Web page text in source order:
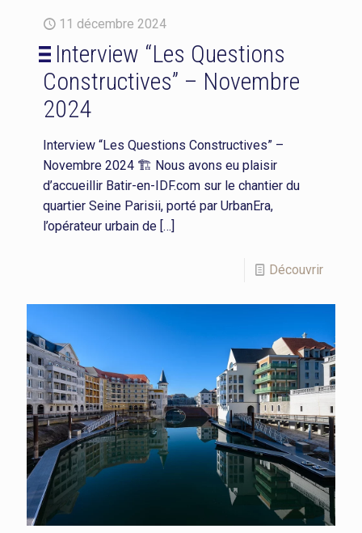
11 décembre 2024
Interview “Les Questions
Constructives” – Novembre
2024
Interview “Les Questions Constructives” –
Novembre 2024 🏗️ Nous avons eu plaisir
d’accueillir Batir-en-IDF.com sur le chantier du
quartier Seine Parisii, porté par UrbanEra,
l’opérateur urbain de […]
Découvrir